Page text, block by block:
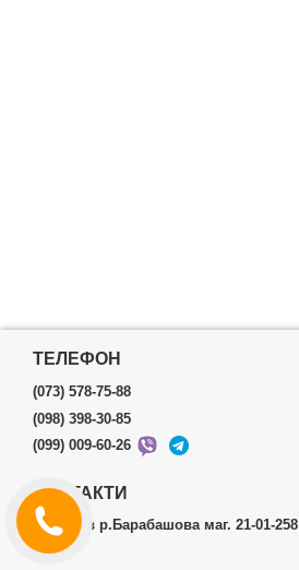
ТЕЛЕФОН
(073) 578-75-88
(098) 398-30-85
(099) 009-60-26
КОНТАКТИ
м.Харків р.Барабашова маг. 21-01-258